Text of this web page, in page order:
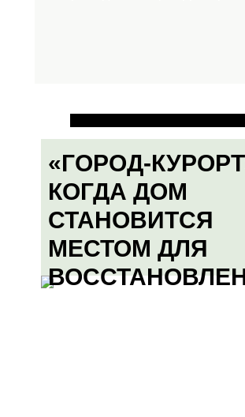
«ГОРОД-
КОГДА ДОМ
СТАНОВИТСЯ
МЕСТОМ ДЛЯ